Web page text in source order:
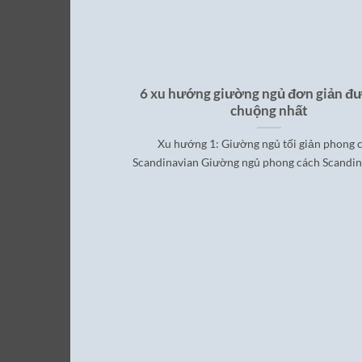
6 xu hướng giường ngủ đơn giản
chuộng nhất
Xu hướng 1: Giường ngủ tối giản phong
Scandinavian Giường ngủ phong cách